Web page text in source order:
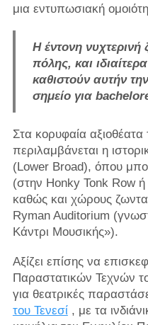
μια εντυπωσιακή
Η έντονη νυχτερινή
πόλης, και
καθιστούν αυτήν
σημείο για
Στα κορυφαία
περιλαμβάνεται η
(Lower Broad), όπου
(στην Honky Tonk Row
καθώς και χώρους
Ryman Auditorium
Κάντρι Μουσικής»).
Αξίζει επίσης να
Παραστατικών Τεχνών
για θεατρικές
του Τενεσί, με τα